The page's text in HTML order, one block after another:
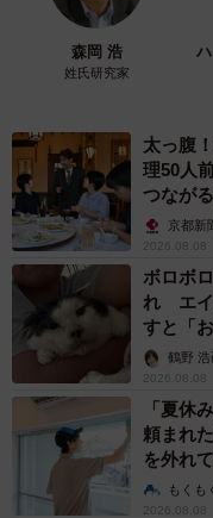
動画を投稿したしお
した。4歳と1歳の姉妹
ログをSNSで発信して
――22年前の再現写真
「最近SNSでよく目
ルを、やってみたいね
す。写真はこの動画
真から母と選びまし
した」
森岡 浩
姓氏研究家
太っ腹
理50人
つなが
京都新
2026.08.08
ボロボ
れ エイ
すと「
鶴野 浩
2026.08.08
「夏休
頼まれ
を外れ
説】もくも
2026.08.08